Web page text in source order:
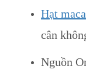
Hạt
cân
Nguồn